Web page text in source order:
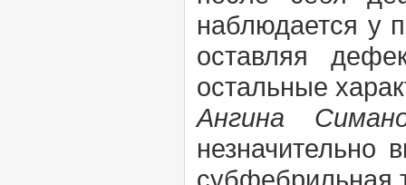
наблюдается у
оставляя
остальные
Ангина
незначительно